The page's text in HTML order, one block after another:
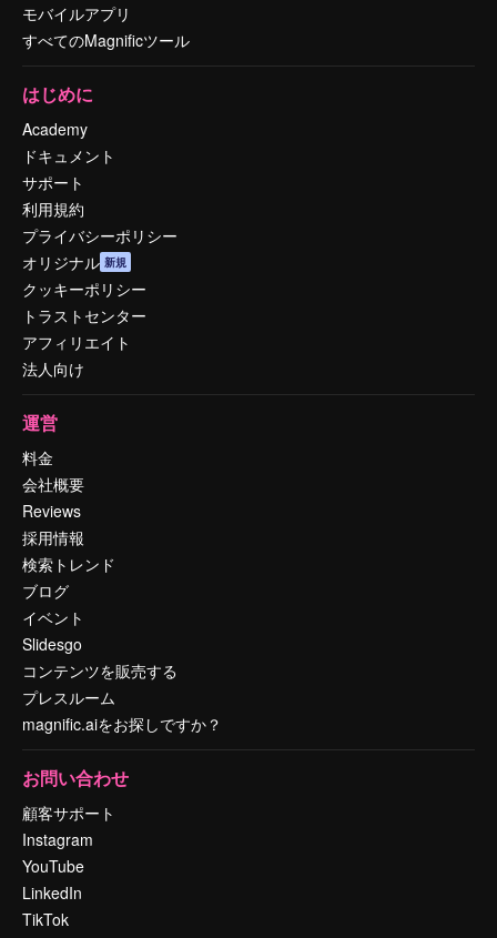
モバイルアプリ
すべてのMagnificツール
はじめに
Academy
ドキュメント
サポート
利用規約
プライバシーポリシー
オリジナル 新規
クッキーポリシー
トラストセンター
アフィリエイト
法人向け
運営
料金
会社概要
Reviews
採用情報
検索トレンド
ブログ
イベント
Slidesgo
コンテンツを販売する
プレスルーム
magnific.aiをお探しですか？
お問い合わせ
顧客サポート
Instagram
YouTube
LinkedIn
TikTok